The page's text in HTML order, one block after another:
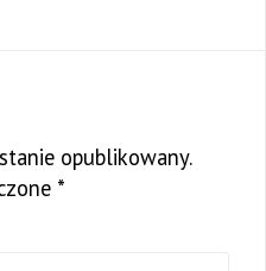
opublikowany.
*